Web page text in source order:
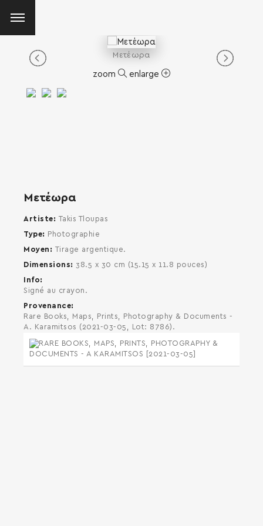
Μετέωρα
zoom enlarge
Μετέωρα
Artiste
Takis Tloupas
Type
Photographie
Moyen
Tirage argentique.
Dimensions
38.5 x 30 cm (15.15 x 11.8 pouces)
Info
Signé au crayon.
Provenance
Rare Books, Maps, Prints, Photography & Documents -
A. Karamitsos (2021-03-05, Lot: 8786).